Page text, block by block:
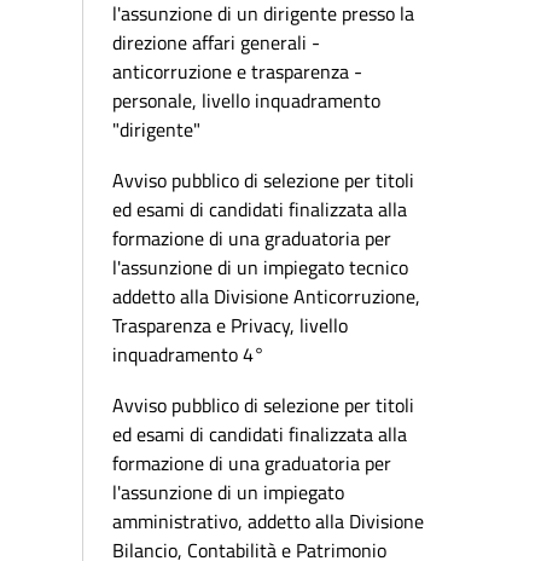
l'assunzione di un dirigente presso la
direzione affari generali -
anticorruzione e trasparenza -
personale, livello inquadramento
"dirigente"
Avviso pubblico di selezione per titoli
ed esami di candidati finalizzata alla
formazione di una graduatoria per
l'assunzione di un impiegato tecnico
addetto alla Divisione Anticorruzione,
Trasparenza e Privacy, livello
inquadramento 4°
Avviso pubblico di selezione per titoli
ed esami di candidati finalizzata alla
formazione di una graduatoria per
l'assunzione di un impiegato
amministrativo, addetto alla Divisione
Bilancio, Contabilità e Patrimonio